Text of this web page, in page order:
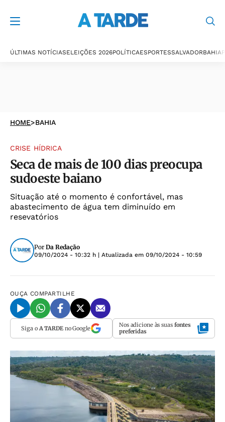
ÚLTIMAS NOTÍCIASELEIÇÕES 2026POLÍTICAESPORTESSALVADORBAHIA
HOME>BAHIA
CRISE HÍDRICA
Seca de mais de 100 dias preocupa
sudoeste baiano
Situação até o momento é confortável, mas
abastecimento de água tem diminuído em
resevatórios
Por Da Redação
09/10/2024 - 10:32 h | Atualizada em 09/10/2024 - 10:59
OUÇA COMPARTILHE
Siga o A TARDEno Google Nos adicione às suas fontes
preferidas